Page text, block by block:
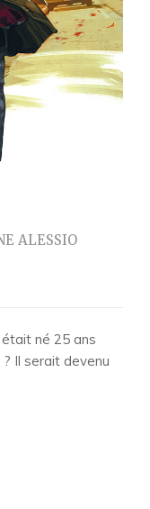
ALESSIO
né 25 ans
Il serait devenu